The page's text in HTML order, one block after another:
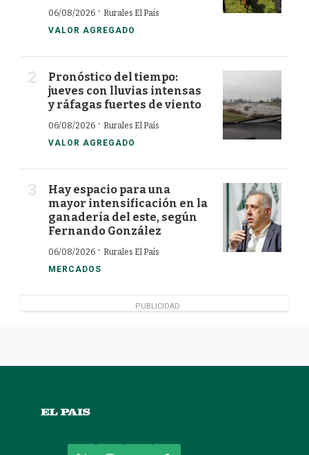
06/08/2026 · Rurales El País
VALOR AGREGADO
Pronóstico del tiempo:
jueves con lluvias intensas
y ráfagas fuertes de viento
06/08/2026 · Rurales El País
VALOR AGREGADO
Hay espacio para una
mayor intensificación en la
ganadería del este, según
Fernando González
06/08/2026 · Rurales El País
MERCADOS
PUBLICIDAD